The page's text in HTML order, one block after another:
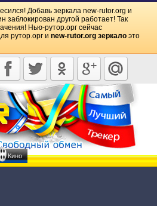
Добавь зеркала new-rutor.org и
заблокирован другой работает! Так
Нью-рутор.орг сейчас
рутор.орг и new-rutor.org зеркало это